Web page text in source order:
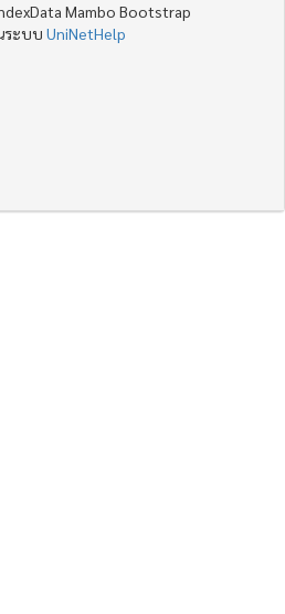
Mambo Bootstrap
ระบบ UniNetHelp